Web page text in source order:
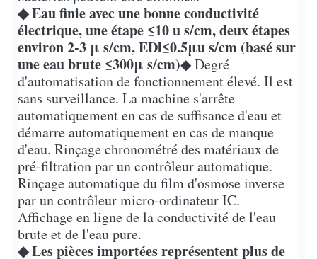
◆ Eau finie avec une bonne conductivité
électrique, une étape ≤10 u s/cm, deux étapes
environ 2-3 μ s/cm, EDl≤0.5μu s/cm (basé sur
une eau brute ≤300μ s/cm)◆ Degré
d'automatisation de fonctionnement élevé. Il est
sans surveillance. La machine s'arrête
automatiquement en cas de suffisance d'eau et
démarre automatiquement en cas de manque
d'eau. Rinçage chronométré des matériaux de
pré-filtration par un contrôleur automatique.
Rinçage automatique du film d'osmose inverse
par un contrôleur micro-ordinateur IC.
Affichage en ligne de la conductivité de l'eau
brute et de l'eau pure.
◆ Les pièces importées représentent plus de